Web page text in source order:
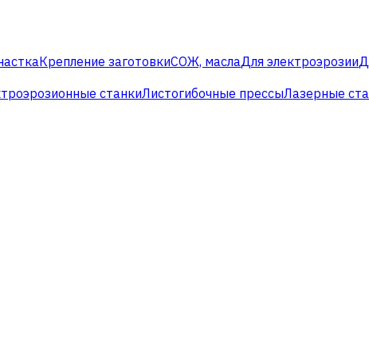
Крепление заготовкиСОЖ, маслаДля электроэрозии
станкиЛистогибочные прессыЛазерные